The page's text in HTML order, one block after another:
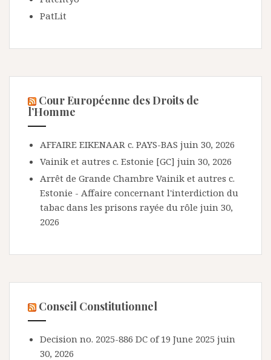
PatLit
Cour Européenne des Droits de
l’Homme
AFFAIRE EIKENAAR c. PAYS-BAS juin 30, 2026
Vainik et autres c. Estonie [GC] juin 30, 2026
Arrêt de Grande Chambre Vainik et autres c.
Estonie - Affaire concernant l'interdiction du
tabac dans les prisons rayée du rôle juin 30,
2026
Conseil Constitutionnel
Decision no. 2025-886 DC of 19 June 2025 juin
30, 2026